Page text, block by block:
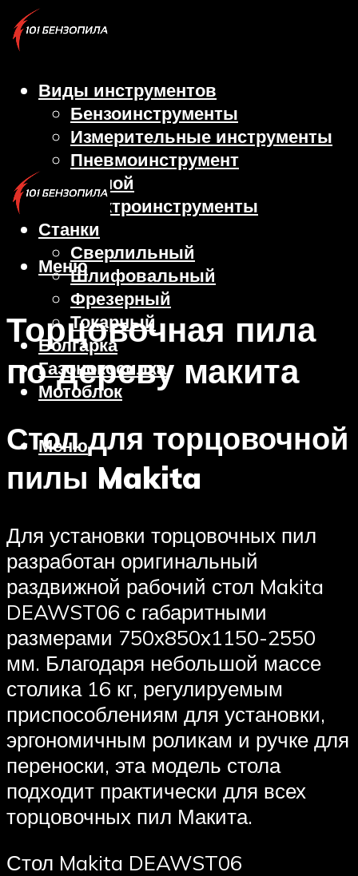
Виды инструментов
Бензоинструменты
Измерительные инструменты
Пневмоинструмент
Ручной
Электроинструменты
Станки
Сверлильный
Шлифовальный
Фрезерный
Токарный
Болгарка
Газонокосилка
Мотоблок
Меню
Меню
Торцовочная пила
по дереву макита
Стол для торцовочной
пилы Makita
Для установки торцовочных пил
разработан оригинальный
раздвижной рабочий стол Makita
DEAWST06 с габаритными
размерами 750х850х1150-2550
мм. Благодаря небольшой массе
столика 16 кг, регулируемым
приспособлениям для установки,
эргономичным роликам и ручке для
переноски, эта модель стола
подходит практически для всех
торцовочных пил Макита.
Стол Makita DEAWST06